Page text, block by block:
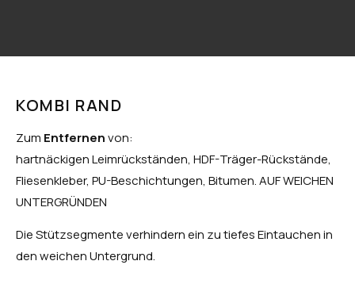
KOMBI RAND
Zum Entfernenvon:
hartnäckigen Leimrückständen, HDF-Träger-Rückstände,
Fliesenkleber, PU-Beschichtungen, Bitumen. AUF WEICHEN
UNTERGRÜNDEN
Die Stützsegmente verhindern ein zu tiefes Eintauchen in
den weichen Untergrund.